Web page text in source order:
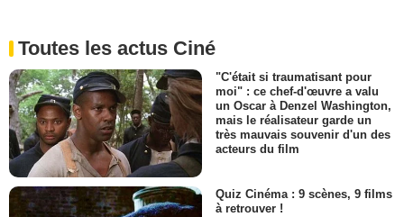
Toutes les actus Ciné
"C'était si traumatisant pour
moi" : ce chef-d'œuvre a valu
un Oscar à Denzel Washington,
mais le réalisateur garde un
très mauvais souvenir d'un des
acteurs du film
Quiz Cinéma : 9 scènes, 9 films
à retrouver !